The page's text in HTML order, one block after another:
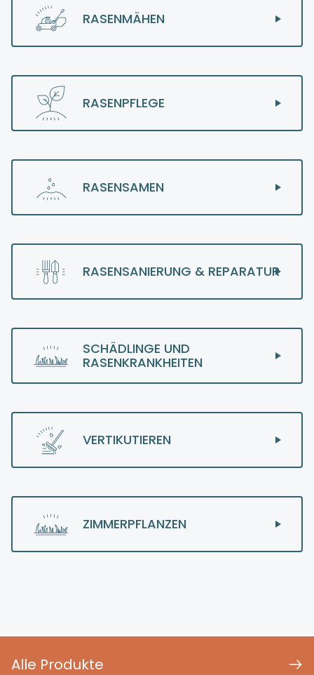
RASENMÄHEN
RASENPFLEGE
RASENSAMEN
RASENSANIERUNG & REPARATUR
SCHÄDLINGE UND
RASENKRANKHEITEN
VERTIKUTIEREN
ZIMMERPFLANZEN
Alle Produkte